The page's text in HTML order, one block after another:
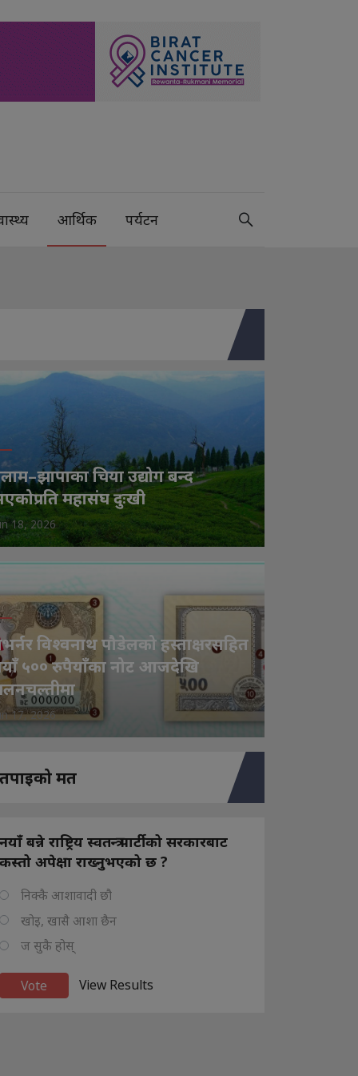
आर्थिक पर्यटन
चिया उद्योग बन्द
महासंघ दुःखी
18, 2026
विश्वनाथ पौडेलको हस्ताक्षरसहित
५०० रुपैयाँका नोट आजदेखि
17, 2026
तपाइको मत
नयाँ बन्ने राष्ट्रिय स्वतन्त्र पार्टीको सरकारबाट
कस्तो अपेक्षा राख्नुभएको छ ?
निक्कै आशावादी छौ
खोइ, खासै आशा छैन
ज सुकै होस्
View Results